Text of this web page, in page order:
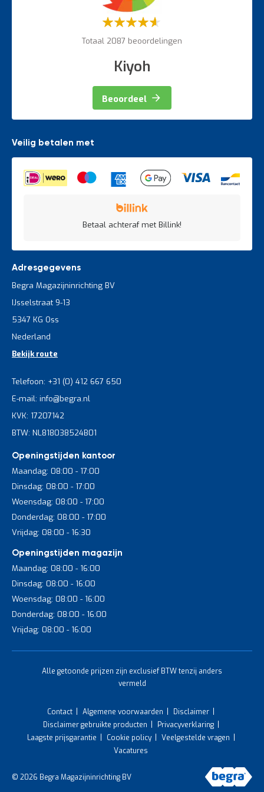
Waardering:
Totaal 2087 beoordelingen
Kiyoh
Beoordeel
Veilig betalen met
Betaal achteraf met Billink!
Adresgegevens
Begra Magazijninrichting BV
IJsselstraat 9-13
5347 KG Oss
Nederland
Bekijk route
Telefoon: +31 (0) 412 667 650
E-mail: info@begra.nl
KVK: 17207142
BTW: NL818038524B01
Openingstijden kantoor
Maandag: 08:00 - 17:00
Dinsdag: 08:00 - 17:00
Woensdag: 08:00 - 17:00
Donderdag: 08:00 - 17:00
Vrijdag: 08:00 - 16:30
Openingstijden magazijn
Maandag: 08:00 - 16:00
Dinsdag: 08:00 - 16:00
Woensdag: 08:00 - 16:00
Donderdag: 08:00 - 16:00
Vrijdag: 08:00 - 16:00
Alle getoonde prijzen zijn exclusief BTW tenzij anders
vermeld
Contact Algemene voorwaarden
Disclaimer
Disclaimer gebruikte producten
Privacyverklaring
Laagste prijsgarantie
Cookie policy
Veelgestelde vragen
Vacatures
© 2026 Begra Magazijninrichting BV